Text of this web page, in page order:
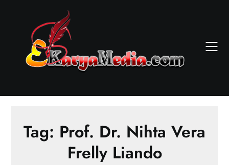
Tag: Prof. Dr. Nihta Vera
Frelly Liando